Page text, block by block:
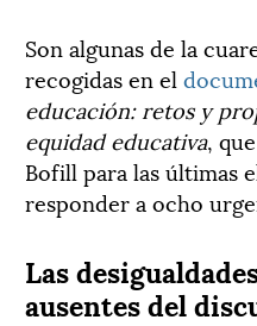
Son algunas de la
recogidas en el
educación: retos y
equidad educativa,
Bofill para las últimas
responder a ocho
Las
ausentes del